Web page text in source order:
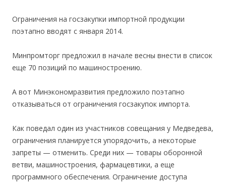
Ограничения на госзакупки импортной продукции
поэтапно вводят с января 2014.
Минпромторг предложил в начале весны внести в список
еще 70 позиций по машиностроению.
А вот Минэкономразвития предложило поэтапно
отказываться от ограничения госзакупок импорта.
Как поведал один из участников совещания у Медведева,
ограничения планируется упорядочить, а некоторые
запреты — отменить. Среди них — товары оборонной
ветви, машиностроения, фармацевтики, а еще
программного обеспечения. Ограничение доступа